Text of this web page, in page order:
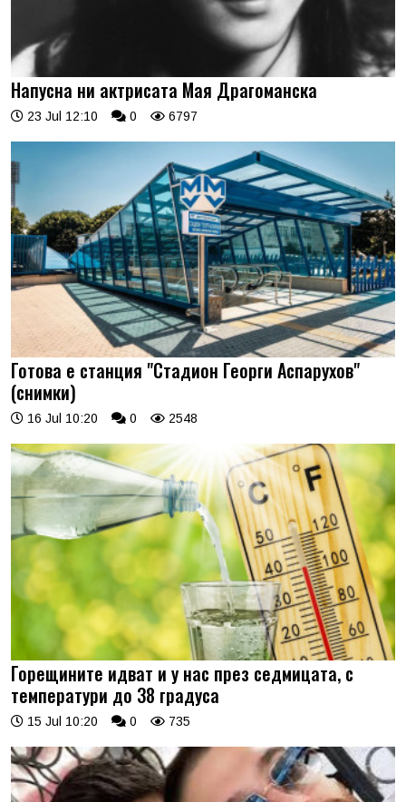
Напусна ни актрисата Мая Драгоманска
23 Jul 12:10 0 6797
Готова е станция "Стадион Георги Аспарухов"
(снимки)
16 Jul 10:20 0 2548
Горещините идват и у нас през седмицата, с
температури до 38 градуса
15 Jul 10:20 0 735